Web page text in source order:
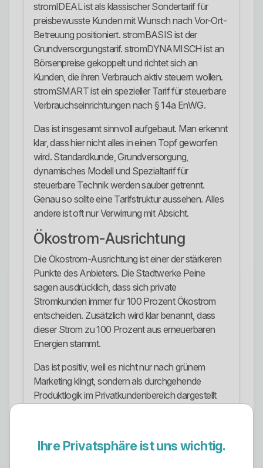
stromIDEAL ist als klassischer Sondertarif für
preisbewusste Kunden mit Wunsch nach Vor-Ort-
Betreuung positioniert. stromBASIS ist der
Grundversorgungstarif. stromDYNAMISCH ist an
Börsenpreise gekoppelt und richtet sich an
Kunden, die ihren Verbrauch aktiv steuern wollen.
stromSMART ist ein spezieller Tarif für steuerbare
Verbrauchseinrichtungen nach § 14a EnWG.
Das ist insgesamt sinnvoll aufgebaut. Man erkennt
klar, dass hier nicht alles in einen Topf geworfen
wird. Standardkunde, Grundversorgung,
dynamisches Modell und Spezialtarif für
steuerbare Technik werden sauber getrennt.
Genau so sollte eine Tarifstruktur aussehen. Alles
andere ist oft nur Verwirrung mit Absicht.
Ökostrom-Ausrichtung
Die Ökostrom-Ausrichtung ist einer der stärkeren
Punkte des Anbieters. Die Stadtwerke Peine
sagen ausdrücklich, dass sich private
Stromkunden immer für 100 Prozent Ökostrom
entscheiden. Zusätzlich wird klar benannt, dass
dieser Strom zu 100 Prozent aus erneuerbaren
Energien stammt.
Das ist positiv, weil es nicht nur nach grünem
Marketing klingt, sondern als durchgehende
Produktlogik im Privatkundenbereich dargestellt
einer kommunalen Verantwortung für nachhaltiges
Handeln.
Ihre Privatsphäre ist uns wichtig.